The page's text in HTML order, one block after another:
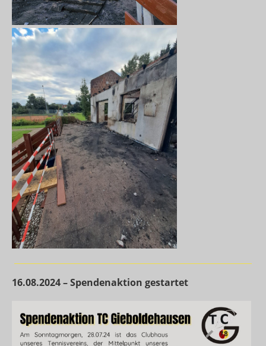
16.08.2024 – Spendenaktion gestartet